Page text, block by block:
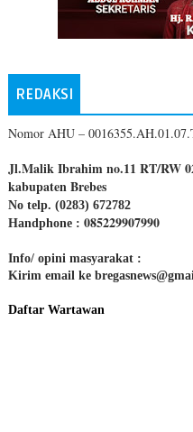
REDAKSI
Nomor AHU –
Jl.Malik Ibrahim no.11 RT/RW
kabupaten Brebes
No telp. (0283) 672782
Handphone : 085229907990
Info/ opini masyarakat :
Kirim email ke
Daftar Wartawan